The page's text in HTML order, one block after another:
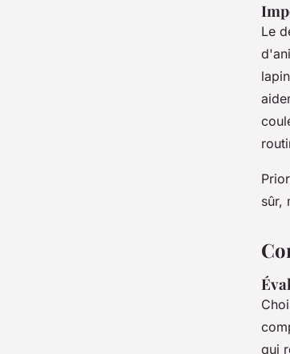
Le
sûr,
qui